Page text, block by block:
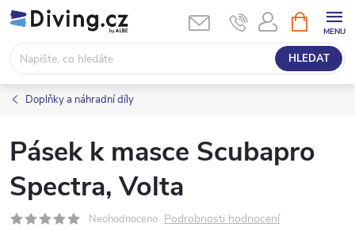
Přejít
na
obsah
HLEDAT
NÁKUPNÍ
KOŠÍK
Doplňky a náhradní díly
Pásek k masce Scubapro
Spectra, Volta
Neohodnoceno Podrobnosti hodnocení